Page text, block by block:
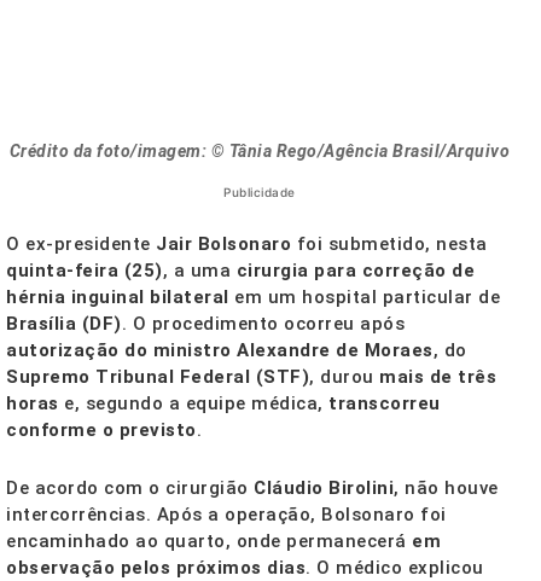
Crédito da foto/imagem: © Tânia Rego/Agência Brasil/Arquivo
Publicidade
O ex-presidente Jair Bolsonaro foi submetido, nesta
quinta-feira (25), a uma cirurgia para correção de
hérnia inguinal bilateral em um hospital particular de
Brasília (DF). O procedimento ocorreu após
autorização do ministro Alexandre de Moraes, do
Supremo Tribunal Federal (STF), durou mais de três
horas e, segundo a equipe médica, transcorreu
conforme o previsto.
De acordo com o cirurgião Cláudio Birolini, não houve
intercorrências. Após a operação, Bolsonaro foi
encaminhado ao quarto, onde permanecerá em
observação pelos próximos dias. O médico explicou